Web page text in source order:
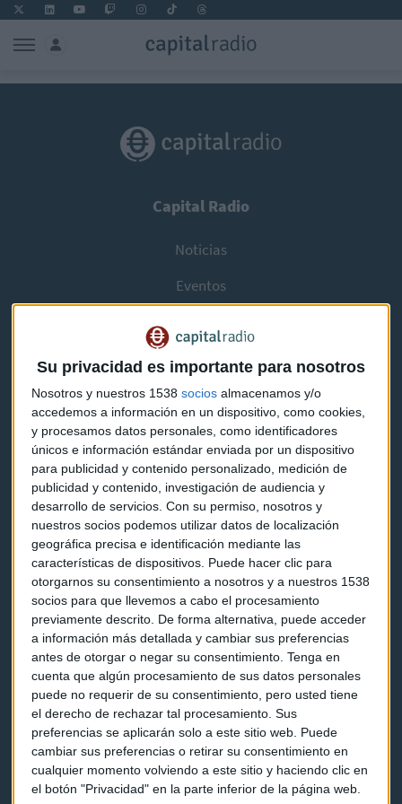
Su privacidad es importante para nosotros
Nosotros y nuestros 1538 socios almacenamos y/o
accedemos a información en un dispositivo, como cookies,
y procesamos datos personales, como identificadores
únicos e información estándar enviada por un dispositivo
para publicidad y contenido personalizado, medición de
publicidad y contenido, investigación de audiencia y
desarrollo de servicios. Con su permiso, nosotros y
nuestros socios podemos utilizar datos de localización
geográfica precisa e identificación mediante las
características de dispositivos. Puede hacer clic para
otorgarnos su consentimiento a nosotros y a nuestros 1538
socios para que llevemos a cabo el procesamiento
previamente descrito. De forma alternativa, puede acceder
a información más detallada y cambiar sus preferencias
antes de otorgar o negar su consentimiento. Tenga en
cuenta que algún procesamiento de sus datos personales
puede no requerir de su consentimiento, pero usted tiene
el derecho de rechazar tal procesamiento. Sus
preferencias se aplicarán solo a este sitio web. Puede
cambiar sus preferencias o retirar su consentimiento en
cualquier momento volviendo a este sitio y haciendo clic en
el botón "Privacidad" en la parte inferior de la página web.
Capital Radio
Noticias
Eventos
Consultorios
Programas y podcasts
Contacto & Legal
Contacto
Cómo escucharnos
Política de privacidad
Aviso legal
Descarga nuestras apps